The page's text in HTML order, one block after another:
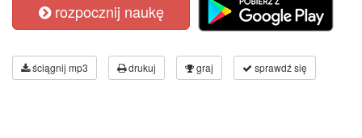
rozpocznij naukę
ściągnij mp3 drukuj graj sprawdź się